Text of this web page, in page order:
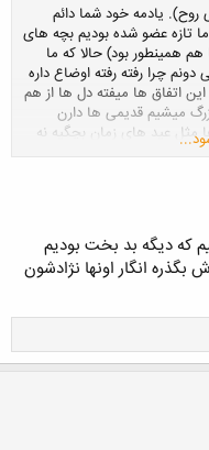
یادمه خود شما دائم
تازه عضو شده بودیم بچه های
هم همینطور بود) حالا که ما
چرا رفته رفته اوضاع داره
اتفاق ها میفته دل ها از هم
میشیم قدیمی ها دارن
مثل عید های زمان بچگیه نه
برف و بارون چرا کم شده
که دیگه بد بخت بودیم
انگار اونها نژادشون